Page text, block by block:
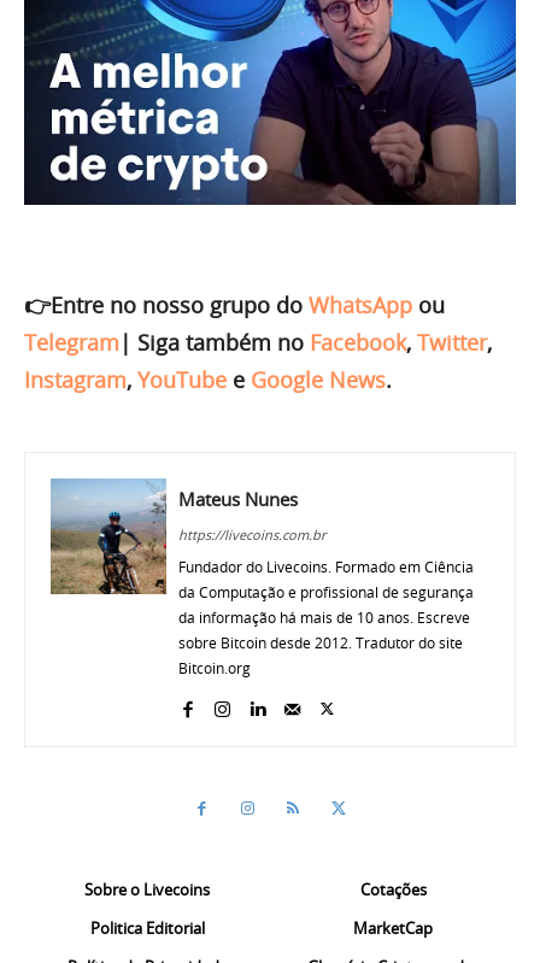
👉Entre no nosso grupo do WhatsApp ou
Telegram | Siga também no Facebook, Twitter,
Instagram, YouTube e Google News.
Mateus Nunes
https://livecoins.com.br
Fundador do Livecoins. Formado em Ciência
da Computação e profissional de segurança
da informação há mais de 10 anos. Escreve
sobre Bitcoin desde 2012. Tradutor do site
Bitcoin.org
Sobre o Livecoins
Politica Editorial
Cotações
MarketCap